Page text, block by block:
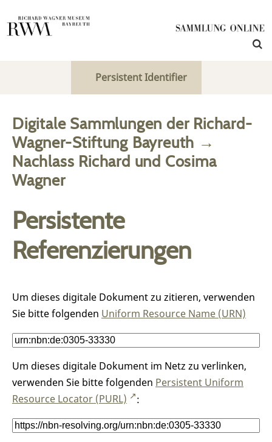
Persistent Identifier
Digitale Sammlungen der Richard-
Wagner-Stiftung Bayreuth →
Nachlass Richard und Cosima
Wagner
Persistente
Referenzierungen
Um dieses digitale Dokument zu zitieren, verwenden
Sie bitte folgenden Uniform Resource Name (URN)
Um dieses digitale Dokument im Netz zu verlinken,
verwenden Sie bitte folgenden Persistent Uniform
Resource Locator (PURL)
: